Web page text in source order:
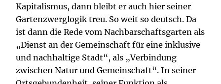
Kapitalismus, dann bleibt er auch hier seiner
Gartenzwerglogik treu. So weit so deutsch. Da
ist dann die Rede vom Nachbarschaftsgarten als
„Dienst an der Gemeinschaft für eine inklusive
und nachhaltige Stadt“, als „Verbindung
zwischen Natur und Gemeinschaft“. In seiner